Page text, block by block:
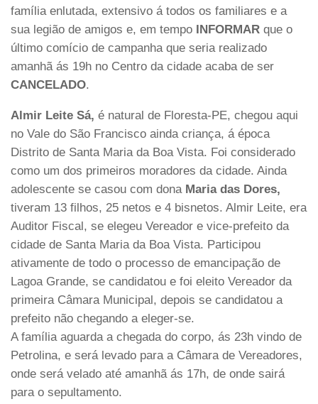
família enlutada, extensivo á todos os familiares e a
sua legião de amigos e, em tempo INFORMAR que o
último comício de campanha que seria realizado
amanhã ás 19h no Centro da cidade acaba de ser
CANCELADO.
Almir Leite Sá, é natural de Floresta-PE, chegou aqui
no Vale do São Francisco ainda criança, á época
Distrito de Santa Maria da Boa Vista. Foi considerado
como um dos primeiros moradores da cidade. Ainda
adolescente se casou com dona Maria das Dores,
tiveram 13 filhos, 25 netos e 4 bisnetos. Almir Leite, era
Auditor Fiscal, se elegeu Vereador e vice-prefeito da
cidade de Santa Maria da Boa Vista. Participou
ativamente de todo o processo de emancipação de
Lagoa Grande, se candidatou e foi eleito Vereador da
primeira Câmara Municipal, depois se candidatou a
prefeito não chegando a eleger-se.
A família aguarda a chegada do corpo, ás 23h vindo de
Petrolina, e será levado para a Câmara de Vereadores,
onde será velado até amanhã ás 17h, de onde sairá
para o sepultamento.